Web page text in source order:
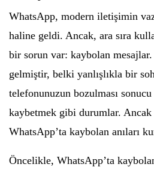
WhatsApp, modern iletişimin
haline geldi. Ancak, ara sıra
bir sorun var: kaybolan
gelmiştir, belki yanlışlıkla bir
telefonunuzun bozulması sonucu
kaybetmek gibi durumlar. Ancak
WhatsApp’ta kaybolan anıları
Öncelikle, WhatsApp’ta